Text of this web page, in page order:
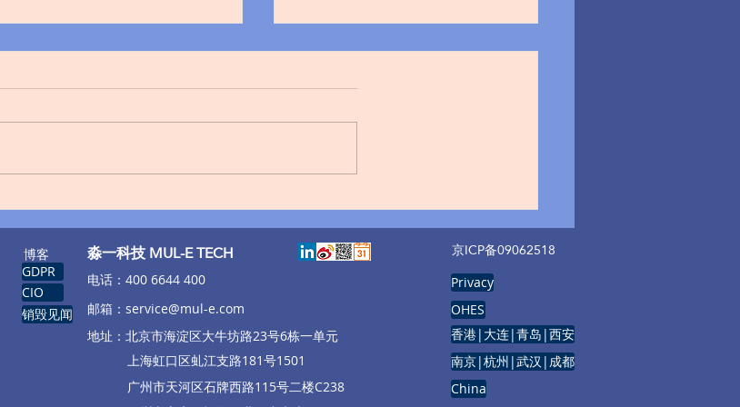
与黑客谈和，用户免被勒索数
据已销毁
法》今日发布 即日实施
博客
GDPR
CIO
销毁见闻
​淼一科技 MUL-E TECH
​电话：400 6644 400
邮箱： service@mul-e.com
​地址：北京市海淀区大牛坊路23号6栋一单元
上海虹口区虬江支路181号1501
广州市天河区石牌西路115号二楼C238
京ICP备09062518
Privacy
OHES
香港|大连|青岛|西安
南京|杭州|武汉|成都
China